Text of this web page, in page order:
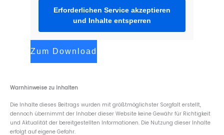
Erforderlichen Service akzeptieren
und Inhalte entsperren
Zum Download
Warnhinweise zu Inhalten
Die Inhalte dieses Beitrags wurden mit größtmöglichster Sorgfalt erstellt,
dennoch übernimmt der Inhaber dieser Website keine Gewähr für Richtigkeit
und Aktualität der bereitgestellten Informationen. Die Nutzung dieser Inhalte
erfolgt auf eigene Gefahr.